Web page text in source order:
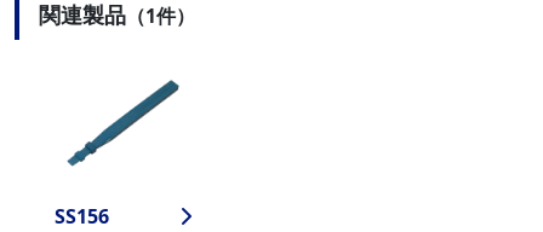
関連製品 （1件）
SS156